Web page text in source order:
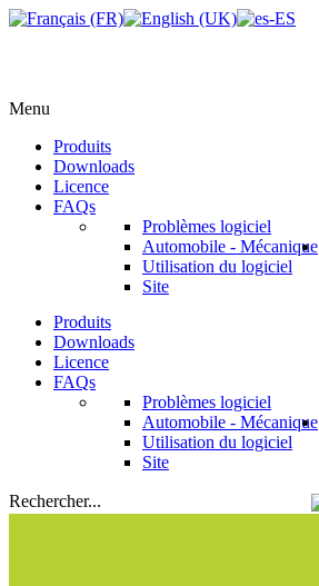
Menu
Produits
Downloads
Licence
FAQs
Problèmes logiciel
Automobile - Mécanique
Utilisation du logiciel
Site
Produits
Downloads
Licence
FAQs
Problèmes logiciel
Automobile - Mécanique
Utilisation du logiciel
Site
Rechercher...